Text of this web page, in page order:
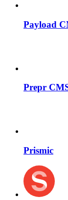
Payload
Prepr
Prismic